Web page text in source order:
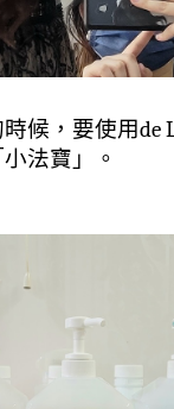
候，要使用de
法寶」。